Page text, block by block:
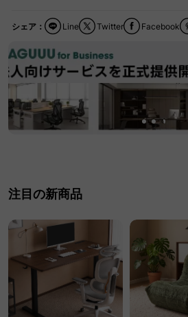
シェア： Facebook
Twitter
Line
注目の新商品